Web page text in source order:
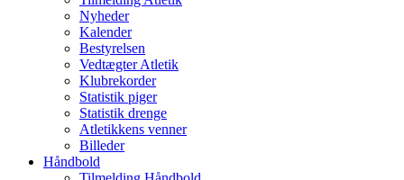
Nyheder
Kalender
Bestyrelsen
Vedtægter Atletik
Klubrekorder
Statistik piger
Statistik drenge
Atletikkens venner
Billeder
Håndbold